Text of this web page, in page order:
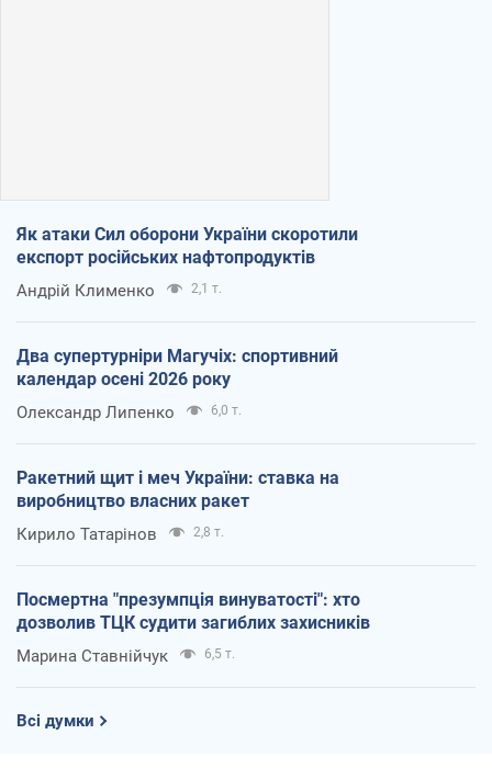
Як атаки Сил оборони України скоротили
експорт російських нафтопродуктів
Андрій Клименко 2,1 т.
Два супертурніри Магучіх: спортивний
календар осені 2026 року
Олександр Липенко 6,0 т.
Ракетний щит і меч України: ставка на
виробництво власних ракет
Кирило Татарінов 2,8 т.
Посмертна "презумпція винуватості": хто
дозволив ТЦК судити загиблих захисників
Марина Ставнійчук 6,5 т.
Всі думки